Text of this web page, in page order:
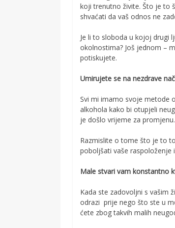
koji trenutno živite. Što je to
shvaćati da vaš odnos ne
Je li to sloboda u kojoj drugi
okolnostima? Još jednom –
potiskujete.
Umirujete se na nezdrave
Svi mi imamo svoje metode
alkohola kako bi otupjeli
je došlo vrijeme za promjenu.
Razmislite o tome što je to
poboljšati vaše
Male stvari vam konstantno
Kada ste zadovoljni s vašim
odrazi prije nego što ste u
ćete zbog takvih malih